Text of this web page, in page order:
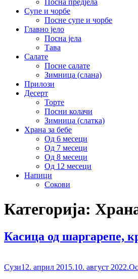
Посна предјела
Супе и чорбе
Посне супе и чорбе
Главно јело
Посна јела
Тава
Салате
Посне салате
Зимница (слана)
Прилози
Десерт
Торте
Посни колачи
Зимница (слатка)
Храна за бебе
Од 6 месеци
Од 7 месеци
Од 8 месеци
Од 12 месеци
Напици
Сокови
Категорија:
Касица од шаргарепе,
Сузи12. април 2015.10. август 2022.